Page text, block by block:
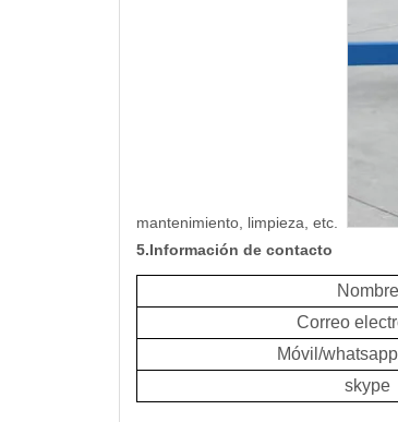
mantenimiento, limpieza, etc.
5.Información de contacto
Nombre
Correo
Móvil/
skype